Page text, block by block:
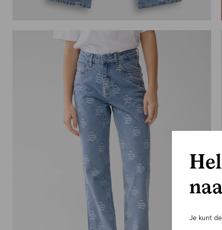
Je kunt